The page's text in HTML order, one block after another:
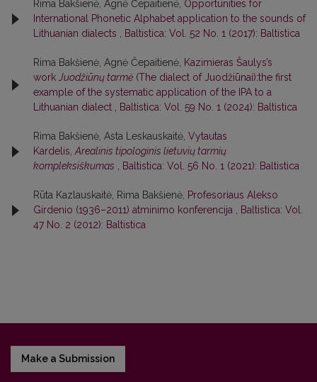
Rima Bakšienė, Agnė Čepaitienė, Opportunities for
International Phonetic Alphabet application to the sounds of
Lithuanian dialects , Baltistica: Vol. 52 No. 1 (2017): Baltistica
Rima Bakšienė, Agnė Čepaitienė, Kazimieras Šaulys’s
workJuodžiūnų tarmė (The dialect of Juodžiūnai):the first
example of the systematic application of the IPA to a
Lithuanian dialect , Baltistica: Vol. 59 No. 1 (2024): Baltistica
Rima Bakšienė, Asta Leskauskaitė, Vytautas
Kardelis,Arealinis tipologinis lietuvių tarmių
kompleksiškumas , Baltistica: Vol. 56 No. 1 (2021): Baltistica
Rūta Kazlauskaitė, Rima Bakšienė, Profesoriaus Alekso
Girdenio (1936–2011) atminimo konferencija , Baltistica: Vol.
47 No. 2 (2012): Baltistica
Make a Submission